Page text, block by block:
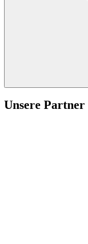
Unsere Partner